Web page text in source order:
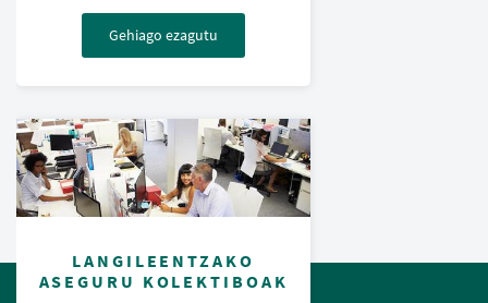
Gehiago ezagutu
LANGILEENTZAKO
ASEGURU KOLEKTIBOAK